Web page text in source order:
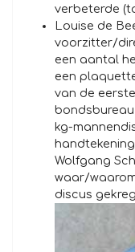
verbeterde
Louise de
voorzitter/
een aantal
een
van de
bondsbureau
kg-
Wolfgang
waar/
discus